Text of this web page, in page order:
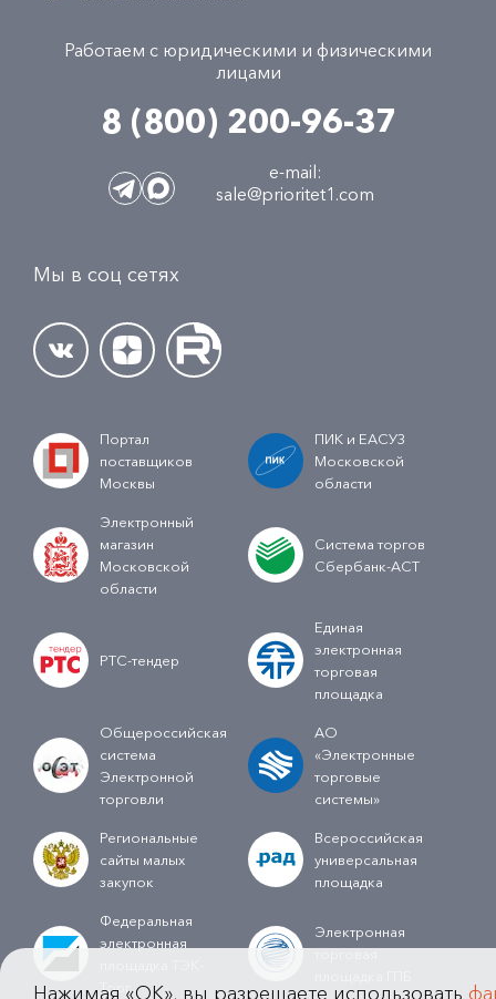
Работаем с юридическими и физическими
лицами
8 (800) 200-96-37
e-mail:
sale@prioritet1.com
Мы в соц сетях
Портал
поставщиков
Москвы
ПИК и ЕАСУЗ
Московской
области
Электронный
магазин
Московской
области
Система торгов
Сбербанк-АСТ
РТС-тендер
Единая
электронная
торговая
площадка
Общероссийская
система
Электронной
торговли
АО
«Электронные
торговые
системы»
Региональные
сайты малых
закупок
Всероссийская
универсальная
площадка
Федеральная
электронная
Торг
Электронная
торговая
Нажимая «OK», вы разрешаете использовать